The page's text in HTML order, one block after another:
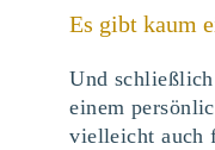
Es gibt kaum
Und
einem
vielleicht auch